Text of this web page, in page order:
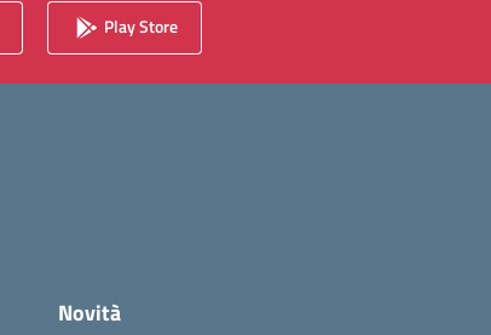
Play Store
Novità